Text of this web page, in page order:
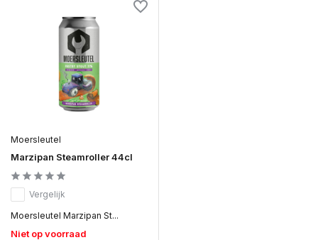
Moersleutel
Marzipan Steamroller 44cl
Vergelijk
Moersleutel Marzipan St...
Niet op voorraad